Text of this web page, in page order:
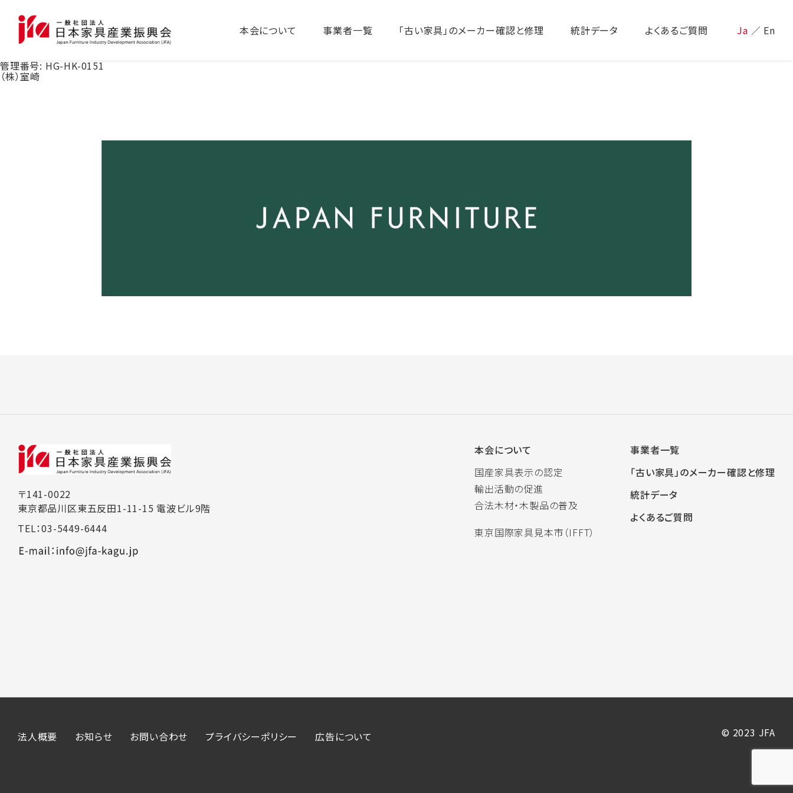
本会について 事業者一覧 「古い家具」のメーカー確認と修理 統計データ よくあるご質問 Ja ／ En
管理番号: HG-HK-0151
（株）室崎
〒141-0022
東京都品川区東五反田1-11-15 電波ビル9階
TEL：03-5449-6444
本会について
国産家具表示の認定
輸出活動の促進
合法木材・木製品の普及
東京国際家具見本市（IFFT）
事業者一覧
「古い家具」のメーカー確認と修理
統計データ
よくあるご質問
法人概要 お知らせ お問い合わせ プライバシーポリシー 広告について © 2023 JFA